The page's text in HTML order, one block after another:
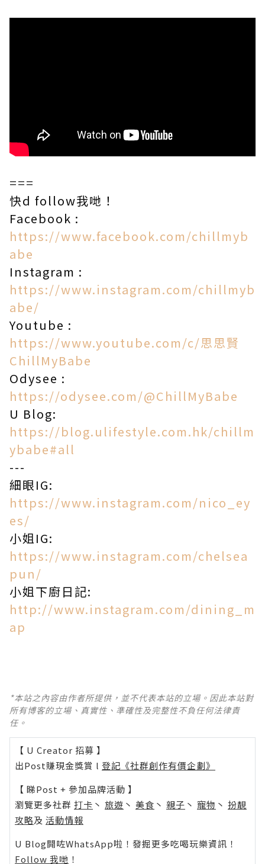
===
快d follow我哋！
Facebook :
https://www.facebook.com/chillmyb
abe​
Instagram :
https://www.instagram.com/chillmyb
abe/​
Youtube :
https://www.youtube.com/c/思思賢
ChillMyBabe
Odysee :
https://odysee.com/@ChillMyBabe
U Blog:
https://blog.ulifestyle.com.hk/chillm
ybabe#all
---
細眼IG:
https://www.instagram.com/nico_ey
es/
小姐IG:
https://www.instagram.com/chelsea
pun/
小姐下廚日記:
http://www.instagram.com/dining_m
ap
*本站之內容由作者所提供，並不代表本站的立場。因此本站對
所有博客的立場、真實性、準確性及完整性不負任何法律責
任。
【 U Creator 招募 】
出Post賺現金獎賞 l 登記《社群創作有價企劃》
【 睇Post + 參加品牌活動 】
瀏覽更多社群 打卡 丶 旅遊 丶 美食 丶 親子 丶 寵物 丶 扮靚
攻略及 活動情報
U Blog開咗WhatsApp啦！發掘更多吃喝玩樂資訊！
Follow 我哋 ！